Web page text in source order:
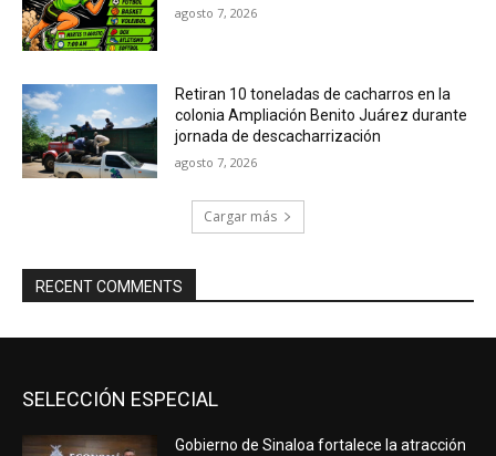
agosto 7, 2026
Retiran 10 toneladas de cacharros en la
colonia Ampliación Benito Juárez durante
jornada de descacharrización
agosto 7, 2026
Cargar más
RECENT COMMENTS
SELECCIÓN ESPECIAL
Gobierno de Sinaloa fortalece la atracción